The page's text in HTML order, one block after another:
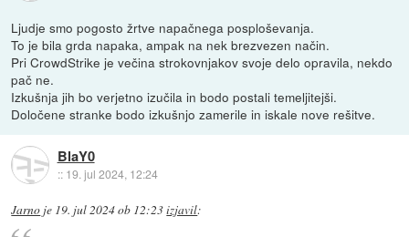
Ljudje smo pogosto žrtve napačnega posploševanja.
To je bila grda napaka, ampak na nek brezvezen način.
Pri CrowdStrike je večina strokovnjakov svoje delo opravila, nekdo
pač ne.
Izkušnja jih bo verjetno izučila in bodo postali temeljitejši.
Določene stranke bodo izkušnjo zamerile in iskale nove rešitve.
BlaY0
:: 19. jul 2024, 12:24
Jarno je 19. jul 2024 ob 12:23izjavil: